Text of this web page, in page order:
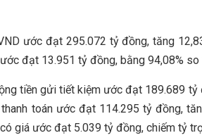
ước đạt 295.072 tỷ đồng, tăng
đạt 13.951 tỷ đồng, bằng 94,08%
tiền gửi tiết kiệm ước đạt 189.689
toán ước đạt 114.295 tỷ đồng,
giá ước đạt 5.039 tỷ đồng, chiếm tỷ